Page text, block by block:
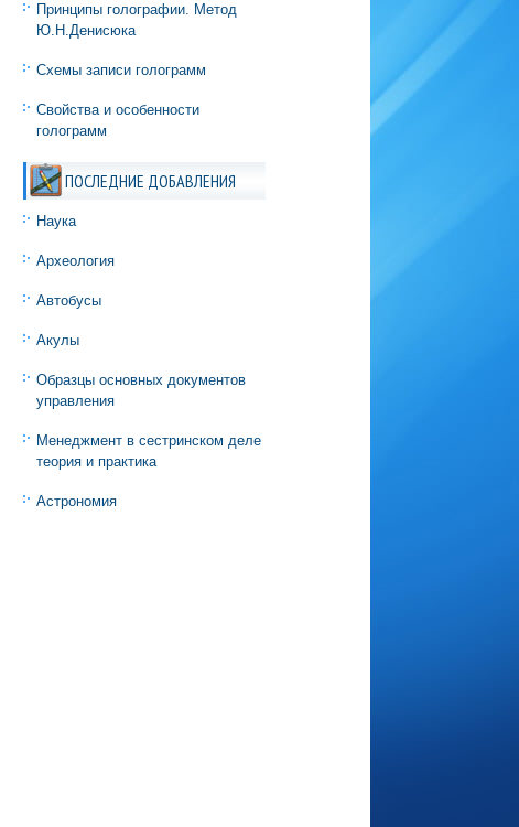
Принципы голографии. Метод
Ю.Н.Денисюка
Схемы записи голограмм
Свойства и особенности
голограмм
ПОСЛЕДНИЕ ДОБАВЛЕНИЯ
Наука
Археология
Автобусы
Акулы
Образцы основных документов
управления
Менеджмент в сестринском деле
теория и практика
Астрономия